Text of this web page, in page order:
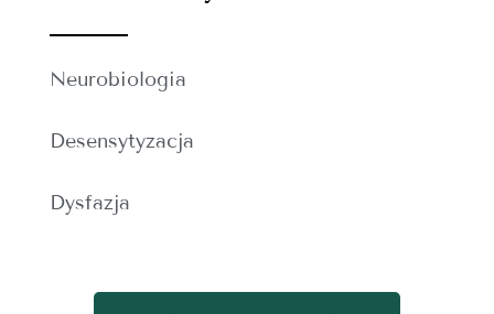
Neurobiologia
Desensytyzacja
Dysfazja